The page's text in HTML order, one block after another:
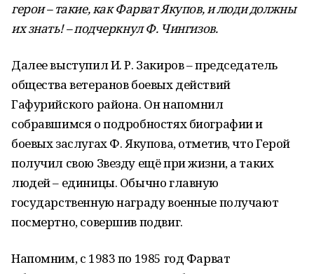
герои – такие, как Фарват Якупов, и люди должны
их знать! – подчеркнул Ф. Чингизов.
Далее выступил И. Р. Закиров – председатель
общества ветеранов боевых действий
Гафурийского района. Он напомнил
собравшимся о подробностях биографии и
боевых заслугах Ф. Якупова, отметив, что Герой
получил свою Звезду ещё при жизни, а таких
людей – единицы. Обычно главную
государственную награду военные получают
посмертно, совершив подвиг.
Напомним, с 1983 по 1985 год Фарват